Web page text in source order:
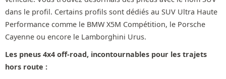
dans le profil. Certains profils sont dédiés au SUV Ultra Haute
Performance comme le BMW X5M Compétition, le Porsche
Cayenne ou encore le Lamborghini Urus.
Les pneus 4x4 off-road, incontournables pour les trajets
hors route :